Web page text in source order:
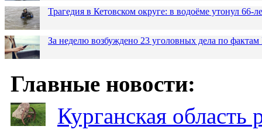
Трагедия в Кетовском округе: в водоёме утонул 66-
За неделю возбуждено 23 уголовных дела по
Главные новости:
Курганская